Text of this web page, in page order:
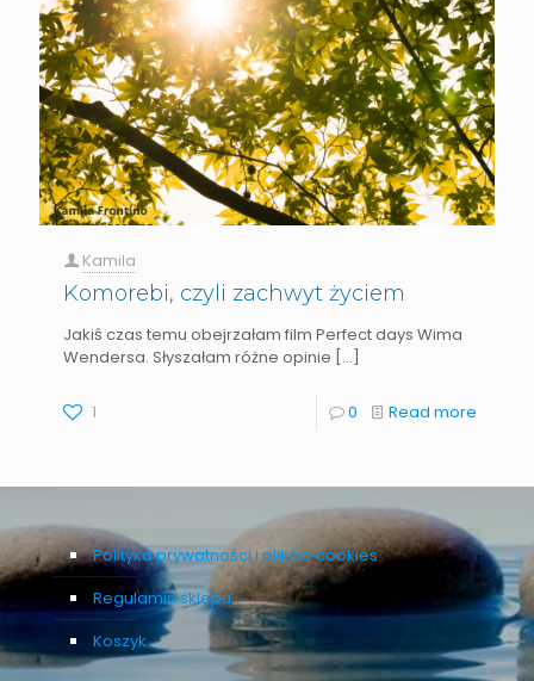
Kamila
Komorebi, czyli zachwyt życiem
Jakiś czas temu obejrzałam film Perfect days Wima
Wendersa. Słyszałam różne opinie […]
1 0 Read more
Polityka prywatności i plików cookies
Regulamin sklepu
Koszyk